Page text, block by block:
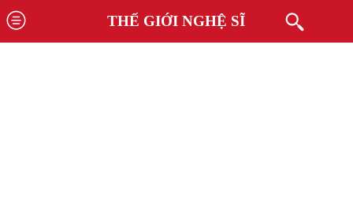
THẾ GIỚI NGHỆ SĨ